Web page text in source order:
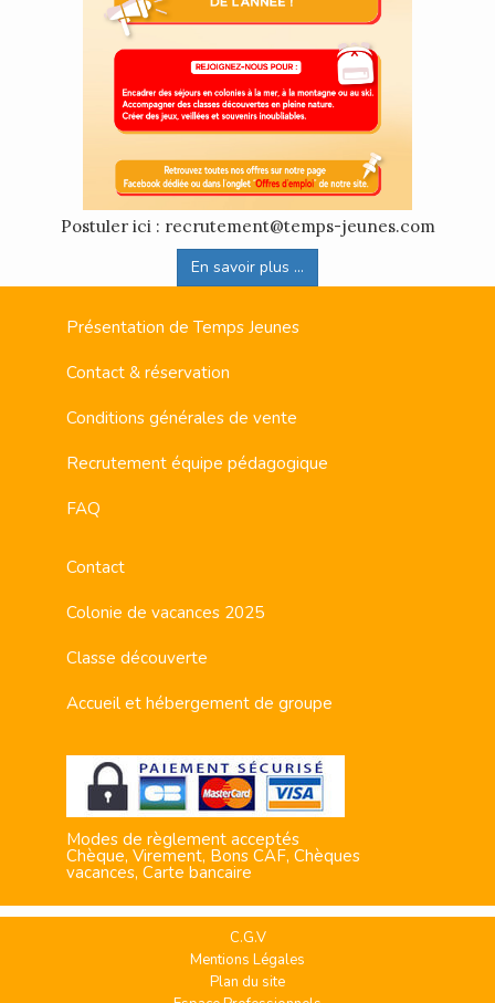
Postuler ici : recrutement@temps-jeunes.com
En savoir plus ...
Présentation de Temps Jeunes
Contact & réservation
Conditions générales de vente
Recrutement équipe pédagogique
FAQ
Contact
Colonie de vacances 2025
Classe découverte
Accueil et hébergement de groupe
Modes de règlement acceptés
Chèque, Virement, Bons CAF, Chèques
vacances, Carte bancaire
C.G.V
Mentions Légales
Plan du site